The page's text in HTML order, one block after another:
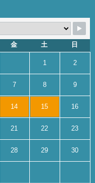
金 土 日
1 2
7 8 9
14 15 16
21 22 23
28 29 30